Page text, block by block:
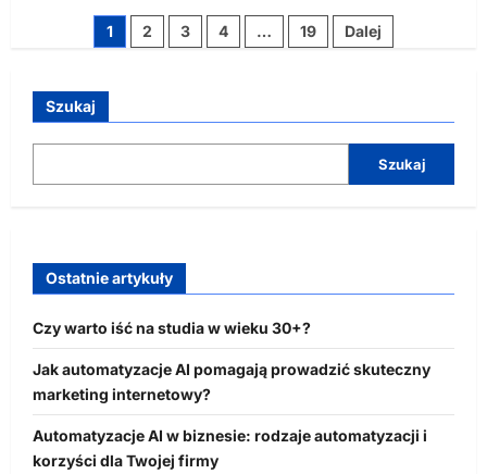
o
Gadżety
reklamowe
Stronicowanie
1 2 3 4 … 19 Dalej
Szukaj
Szukaj
Ostatnie artykuły
Czy warto iść na studia w wieku 30+?
Jak automatyzacje AI pomagają prowadzić skuteczny
marketing internetowy?
Automatyzacje AI w biznesie: rodzaje automatyzacji i
korzyści dla Twojej firmy